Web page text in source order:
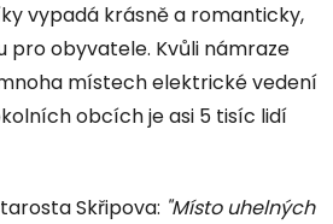
vypadá krásně a romanticky,
pro obyvatele. Kvůli námraze
místech elektrické vedení
obcích je asi 5 tisíc lidí
Skřipova: "Místo uhelných